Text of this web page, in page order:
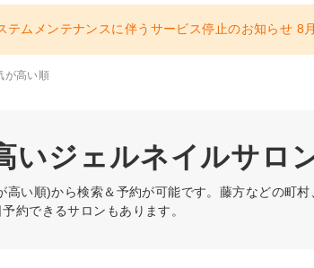
テムメンテナンスに伴うサービス停止のお知らせ 8
が高い順
いジェルネイルサロ
高い順)から検索＆予約が可能です。藤方などの町
約できるサロンもあります。